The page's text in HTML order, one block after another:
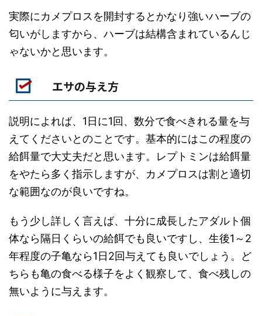
実際にカメプロスを開封するとかなり強いハーブの
匂いがしますから、ハーブは結構含まれているんじ
ゃないかと思います。
エサの与え方
説明によれば、1日に1回、数分で食べきれる量を与
えてくださいとのことです。基本的にはこの程度の
給餌量で大丈夫だと思います。レプトミンは給餌量
をやたら多く指示しますが、カメプロスは割と適切
な範囲なのが良いですね。
もう少し詳しく言えば、十分に成長したアダルト個
体なら隔日くらいの給餌でも良いですし、生後1～2
年程度の子亀なら1日2回与えても良いでしょう。ど
ちらも亀の食べる様子をよく観察して、食べ残しの
無いように与えます。